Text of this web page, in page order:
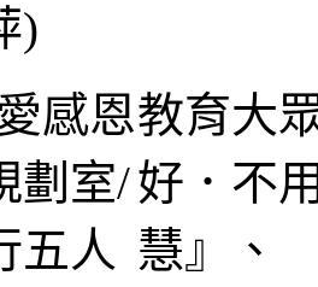
教育大
好．不
慧』、